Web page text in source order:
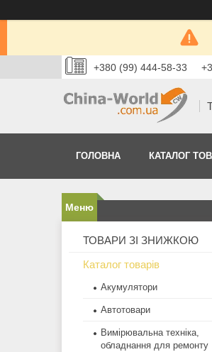
+380 (99) 444-58-33
ГОЛОВНА КАТАЛОГ
ТОВАРИ ЗІ ЗНИЖКОЮ
Каталог товарів
Акумулятори
Автотовари
Вимірювальна техніка,
обладнання для ремонту